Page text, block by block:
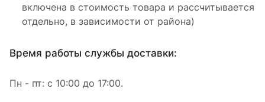
включена в стоимость товара и рассчитывается
отдельно, в зависимости от района)
Время работы службы доставки:
Пн - пт: с 10:00 до 17:00.